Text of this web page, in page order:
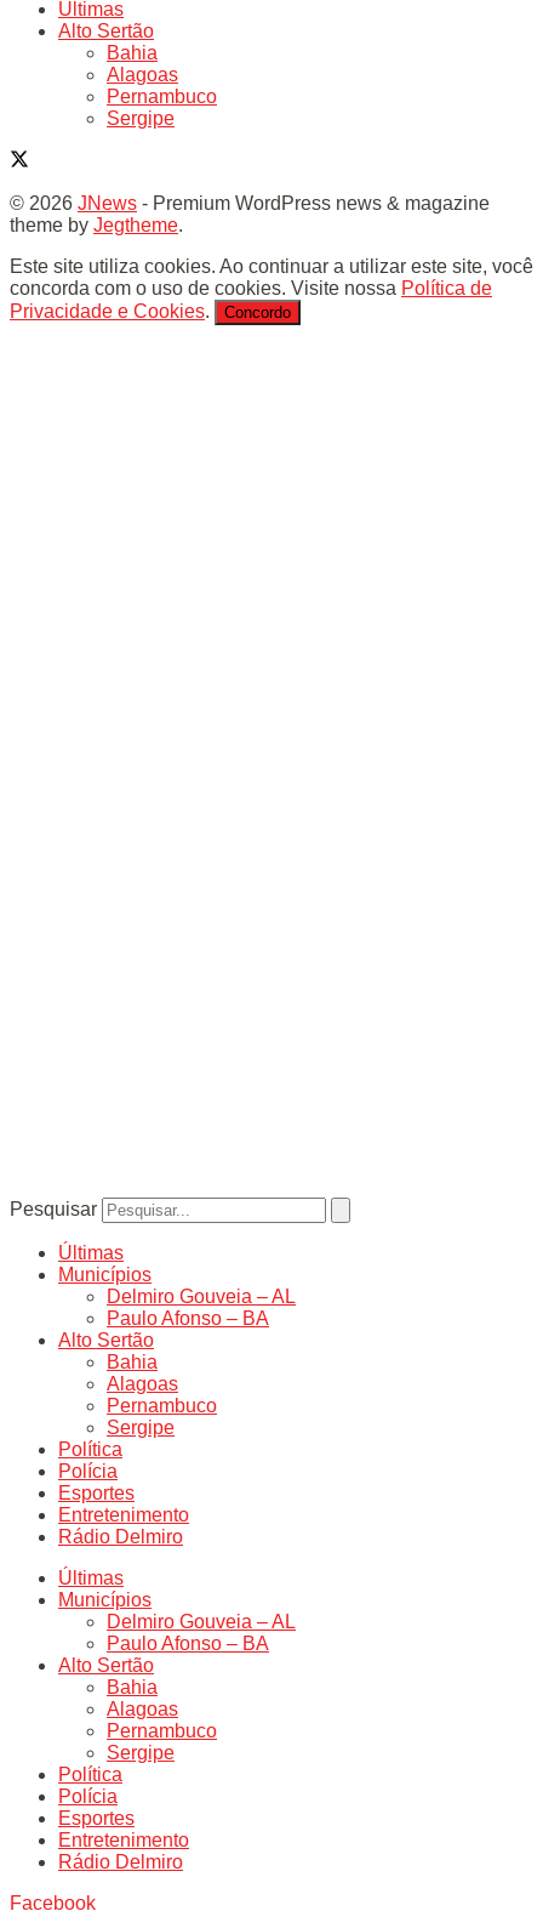
Últimas
Alto Sertão
Bahia
Alagoas
Pernambuco
Sergipe
© 2026 JNews - Premium WordPress news & magazine
theme by Jegtheme.
Este site utiliza cookies. Ao continuar a utilizar este site, você
concorda com o uso de cookies. Visite nossa Política de
Privacidade e Cookies. Concordo
Pesquisar
Últimas
Municípios
Delmiro Gouveia – AL
Paulo Afonso – BA
Alto Sertão
Bahia
Alagoas
Pernambuco
Sergipe
Política
Polícia
Esportes
Entretenimento
Rádio Delmiro
Últimas
Municípios
Delmiro Gouveia – AL
Paulo Afonso – BA
Alto Sertão
Bahia
Alagoas
Pernambuco
Sergipe
Política
Polícia
Esportes
Entretenimento
Rádio Delmiro
Facebook